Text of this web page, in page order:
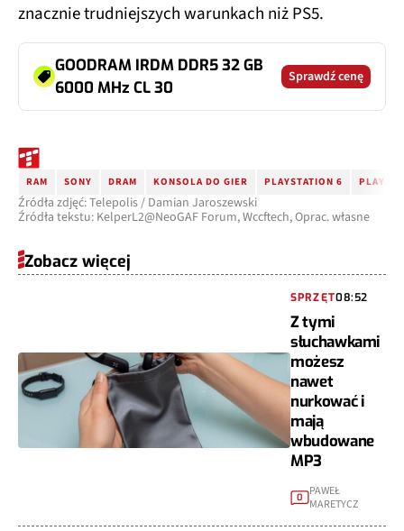
znacznie trudniejszych warunkach niż PS5.
GOODRAM IRDM DDR5 32 GB
6000 MHz CL 30
Sprawdź cenę
RAM SONY DRAM KONSOLA DO GIER PLAYSTATION 6
Źródła zdjęć: Telepolis / Damian Jaroszewski
Źródła tekstu: KelperL2@NeoGAF Forum, Wccftech, Oprac. własne
Zobacz więcej
SPRZĘT08:52
Z tymi
słuchawkami
możesz
nawet
nurkować i
mają
wbudowane
MP3
0 PAWEŁ
MARETYCZ